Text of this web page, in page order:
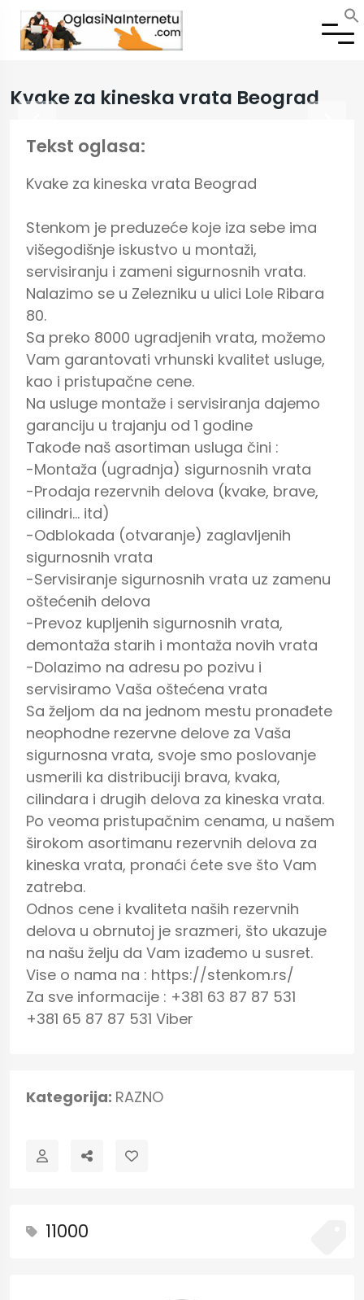
Kvake za kineska vrata Beograd
Tekst oglasa:
Kvake za kineska vrata Beograd
Stenkom je preduzeće koje iza sebe ima
višegodišnje iskustvo u montaži,
servisiranju i zameni sigurnosnih vrata.
Nalazimo se u Zelezniku u ulici Lole Ribara
80.
Sa preko 8000 ugradjenih vrata, možemo
Vam garantovati vrhunski kvalitet usluge,
kao i pristupačne cene.
Na usluge montaže i servisiranja dajemo
garanciju u trajanju od 1 godine
Takođe naš asortiman usluga čini :
-Montaža (ugradnja) sigurnosnih vrata
-Prodaja rezervnih delova (kvake, brave,
cilindri… itd)
-Odblokada (otvaranje) zaglavljenih
sigurnosnih vrata
-Servisiranje sigurnosnih vrata uz zamenu
oštećenih delova
-Prevoz kupljenih sigurnosnih vrata,
demontaža starih i montaža novih vrata
-Dolazimo na adresu po pozivu i
servisiramo Vaša oštećena vrata
Sa željom da na jednom mestu pronađete
neophodne rezervne delove za Vaša
sigurnosna vrata, svoje smo poslovanje
usmerili ka distribuciji brava, kvaka,
cilindara i drugih delova za kineska vrata.
Po veoma pristupačnim cenama, u našem
širokom asortimanu rezervnih delova za
kineska vrata, pronaći ćete sve što Vam
zatreba.
Odnos cene i kvaliteta naših rezervnih
delova u obrnutoj je srazmeri, što ukazuje
na našu želju da Vam izađemo u susret.
Vise o nama na : https://stenkom.rs/
Za sve informacije : +381 63 87 87 531
+381 65 87 87 531 Viber
Kategorija: RAZNO
11000